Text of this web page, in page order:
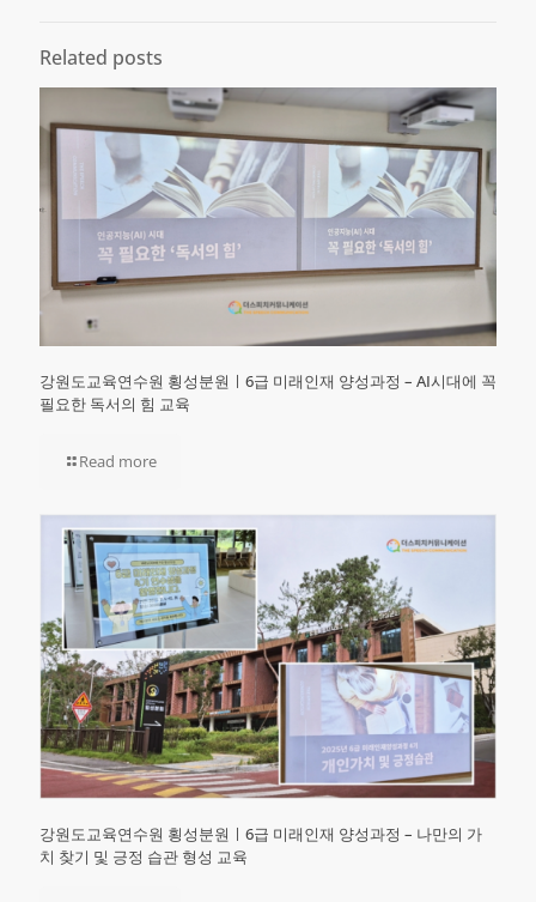
Related posts
강원도교육연수원 횡성분원ㅣ6급 미래인재 양성과정 – AI시대에 꼭
필요한 독서의 힘 교육
Read more
강원도교육연수원 횡성분원ㅣ6급 미래인재 양성과정 – 나만의 가
치 찾기 및 긍정 습관 형성 교육